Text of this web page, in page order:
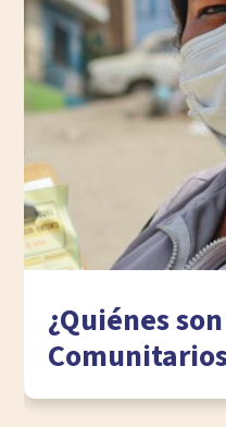
¿Quiénes